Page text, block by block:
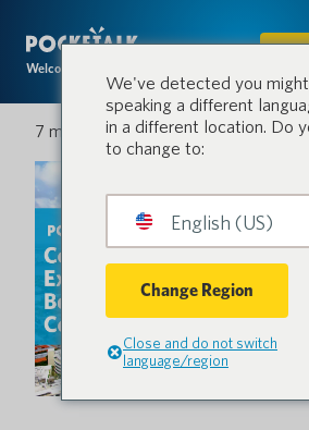
Welcome to the conversation.
7 maggio 2024
We've detected you
speaking a different
in a different location. Do
to change to:
English (US)
Change Region
Close and do not switch
language/region